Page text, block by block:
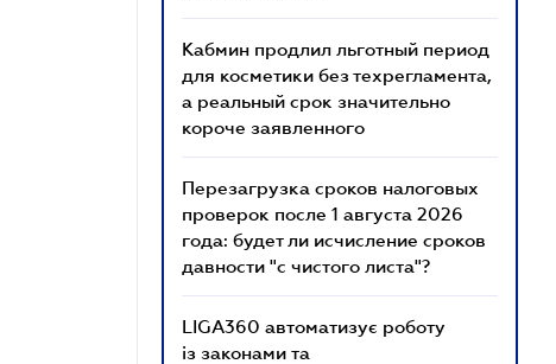
Кабмин продлил льготный период
для косметики без техрегламента,
а реальный срок значительно
короче заявленного
Перезагрузка сроков налоговых
проверок после 1 августа 2026
года: будет ли исчисление сроков
давности "с чистого листа"?
LIGA360 автоматизує роботу
із законами та